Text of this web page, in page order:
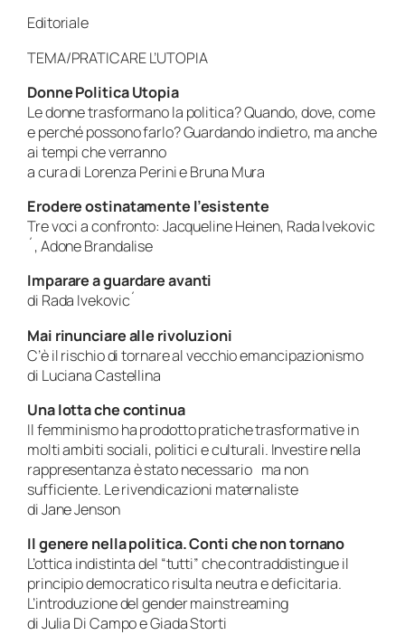
Editoriale
TEMA/PRATICARE L’UTOPIA
Donne Politica Utopia
Le donne trasformano la politica? Quando, dove, come
e perché possono farlo? Guardando indietro, ma anche
ai tempi che verranno
a cura di Lorenza Perini e Bruna Mura
Erodere ostinatamente l’esistente
Tre voci a confronto: Jacqueline Heinen, Rada Ivekovic
´, Adone Brandalise
Imparare a guardare avanti
di Rada Ivekovic´
Mai rinunciare alle rivoluzioni
C’è il rischio di tornare al vecchio emancipazionismo
di Luciana Castellina
Una lotta che continua
Il femminismo ha prodotto pratiche trasformative in
molti ambiti sociali, politici e culturali. Investire nella
rappresentanza è stato necessario ma non
sufficiente. Le rivendicazioni maternaliste
di Jane Jenson
Il genere nella politica. Conti che non tornano
L’ottica indistinta del “tutti” che contraddistingue il
principio democratico risulta neutra e deficitaria.
L’introduzione del gender mainstreaming
di Julia Di Campo e Giada Storti